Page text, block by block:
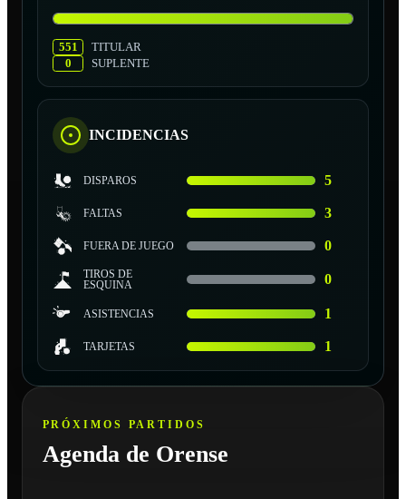
551
TITULAR
0
SUPLENTE
INCIDENCIAS
DISPAROS 5
FALTAS 3
FUERA DE JUEGO 0
TIROS DE
ESQUINA
0
ASISTENCIAS 1
TARJETAS 1
PRÓXIMOS PARTIDOS
Agenda de Orense